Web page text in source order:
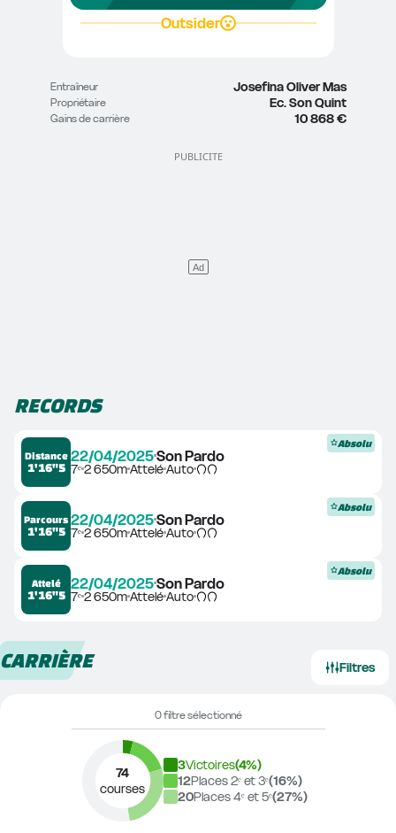
Outsider
Entraîneur Josefina Oliver Mas
Propriétaire Ec. Son Quint
Gains de carrière 10 868 €
RECORDS
Distance
1'16"5
22/04/2025Son Pardo
7ᵉ2 650mAtteléAuto
Absolu
Parcours
1'16"5
22/04/2025Son Pardo
7ᵉ2 650mAtteléAuto
Absolu
Attelé
1'16"5
22/04/2025Son Pardo
7ᵉ2 650mAtteléAuto
Absolu
CARRIÈRE Filtres
0 filtre sélectionné
74
courses
3Victoires(4%)
12Places 2ᵉ et 3ᵉ(16%)
20Places 4ᵉ et 5ᵉ(27%)